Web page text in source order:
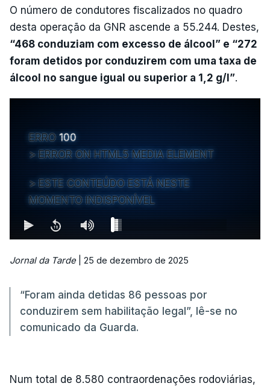
O número de condutores fiscalizados no quadro
desta operação da GNR ascende a 55.244. Destes,
“468 conduziam com excesso de álcool” e “272
foram detidos por conduzirem com uma taxa de
álcool no sangue igual ou superior a 1,2 g/l”.
ERRO 100
ERROR ON HTML5 MEDIA ELEMENT
ESTE CONTEÚDO ESTÁ NESTE
MOMENTO INDISPONÍVEL
Jornal da Tarde| 25 de dezembro de 2025
“Foram ainda detidas 86 pessoas por
conduzirem sem habilitação legal”, lê-se no
comunicado da Guarda.
Num total de 8.580 contraordenações rodoviárias,